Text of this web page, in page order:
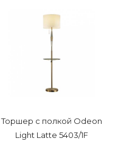
Торшер с полкой Odeon
Light Latte 5403/1F